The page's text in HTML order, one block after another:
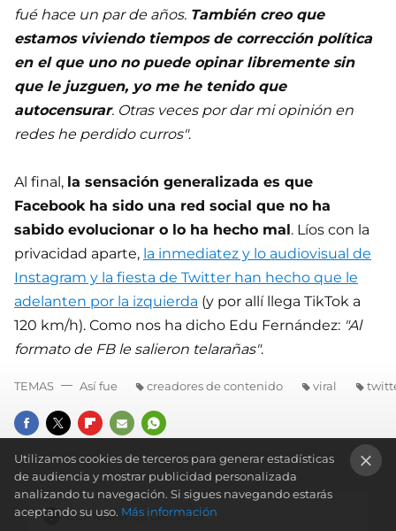
fué hace un par de años. También creo que
estamos viviendo tiempos de corrección política
en el que uno no puede opinar libremente sin
que le juzguen, yo me he tenido que
autocensurar. Otras veces por dar mi opinión en
redes he perdido curros".
Al final, la sensación generalizada es que
Facebook ha sido una red social que no ha
sabido evolucionar o lo ha hecho mal. Líos con la
privacidad aparte, la inmediatez y lo audiovisual de
Instagram y la fiesta de Twitter han hecho que le
adelanten por la izquierda (y por allí llega TikTok a
120 km/h). Como nos ha dicho Edu Fernández: "Al
formato de FB le salieron telarañas".
MAIL
TEMAS Así fue creadores de contenido viral
Comentarios cerrados
Utilizamos cookies de terceros para generar estadísticas
de audiencia y mostrar publicidad personalizada
analizando tu navegación. Si sigues navegando estarás
aceptando su uso. Más información